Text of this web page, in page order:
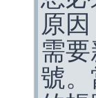
原
需
號